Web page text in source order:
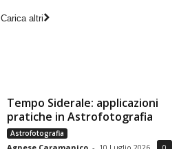
Carica altri
Tempo Siderale: applicazioni
pratiche in Astrofotografia
Astrofotografia